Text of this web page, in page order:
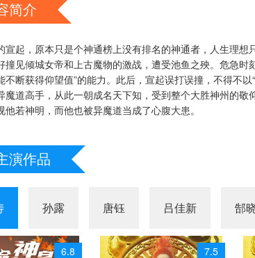
简介
宣起，原本只是个神通榜上没有排名的神通者，人生理
撞见倾城女帝和上古魔物的激战，遭受池鱼之殃。危急时
不断获得仰望值”的能力。此后，宣起误打误撞，不得不
魔道高手，从此一朝成名天下知，受到整个大胜神州的
他若神明，而他也被异魔道当成了心腹大患。
演作品
孙露 唐钰 吕佳新 郜
6.8 7.5